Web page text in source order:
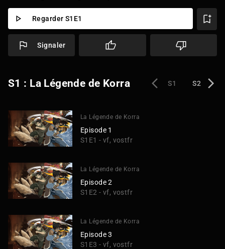
Regarder S1E1
Signaler
S1 : La Légende de Korra S1 S2
La Légende de Korra
Episode 1
S1E1 - vf, vostfr
La Légende de Korra
Episode 2
S1E2 - vf, vostfr
La Légende de Korra
Episode 3
S1E3 - vf, vostfr